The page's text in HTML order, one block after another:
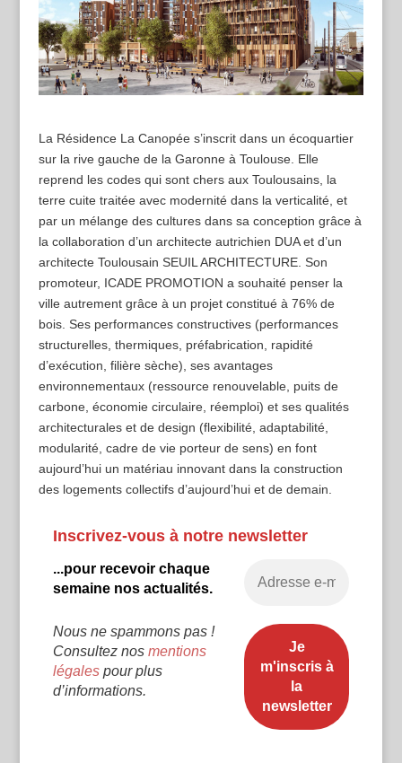
La Résidence La Canopée s’inscrit dans un écoquartier
sur la rive gauche de la Garonne à Toulouse. Elle
reprend les codes qui sont chers aux Toulousains, la
terre cuite traitée avec modernité dans la verticalité, et
par un mélange des cultures dans sa conception grâce à
la collaboration d’un architecte autrichien DUA et d’un
architecte Toulousain SEUIL ARCHITECTURE. Son
promoteur, ICADE PROMOTION a souhaité penser la
ville autrement grâce à un projet constitué à 76% de
bois. Ses performances constructives (performances
structurelles, thermiques, préfabrication, rapidité
d’exécution, filière sèche), ses avantages
environnementaux (ressource renouvelable, puits de
carbone, économie circulaire, réemploi) et ses qualités
architecturales et de design (flexibilité, adaptabilité,
modularité, cadre de vie porteur de sens) en font
aujourd’hui un matériau innovant dans la construction
des logements collectifs d’aujourd’hui et de demain.
Inscrivez-vous à notre newsletter
...pour recevoir chaque
semaine nos actualités.
Nous ne spammons pas !
Consultez nos mentions
légalespour plus
d’informations.